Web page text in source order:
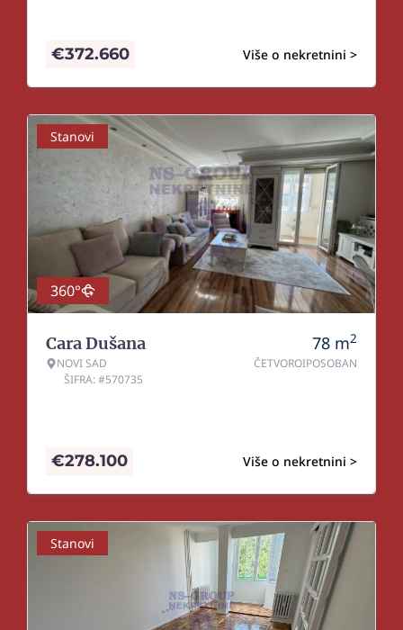
Više o nekretnini >
€372.660
Stanovi
360°
Cara Dušana
NOVI SAD
ŠIFRA: #570735
78 m2
ČETVOROIPOSOBAN
Više o nekretnini >
€278.100
Stanovi